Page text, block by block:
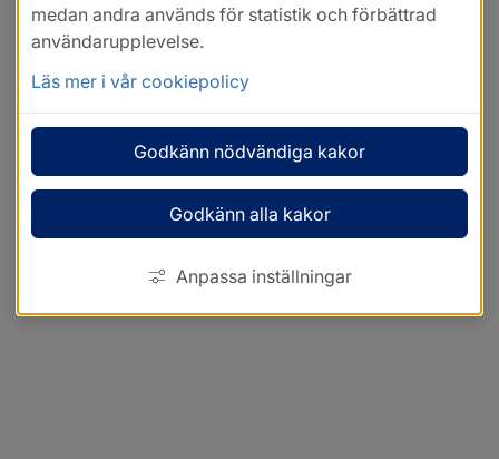
medan andra används för statistik och förbättrad
användarupplevelse.
Läs mer i vår cookiepolicy
Godkänn nödvändiga kakor
Godkänn alla kakor
Anpassa inställningar